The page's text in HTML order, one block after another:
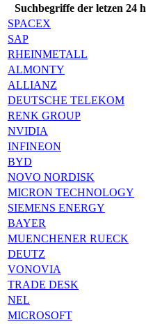
Suchbegriffe der letzen 24 h
SPACEX
SAP
RHEINMETALL
ALMONTY
ALLIANZ
DEUTSCHE TELEKOM
RENK GROUP
NVIDIA
INFINEON
BYD
NOVO NORDISK
MICRON TECHNOLOGY
SIEMENS ENERGY
BAYER
MUENCHENER RUECK
DEUTZ
VONOVIA
TRADE DESK
NEL
MICROSOFT